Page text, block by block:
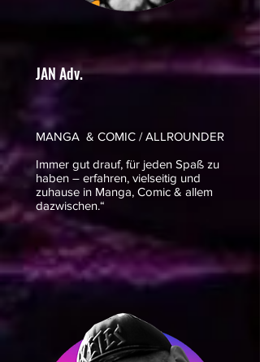
JAN Adv.
MANGA & COMIC / ALLROUNDER
Immer gut drauf, für jeden Spaß zu
haben – erfahren, vielseitig und
zuhause in Manga, Comic & allem
dazwischen.“